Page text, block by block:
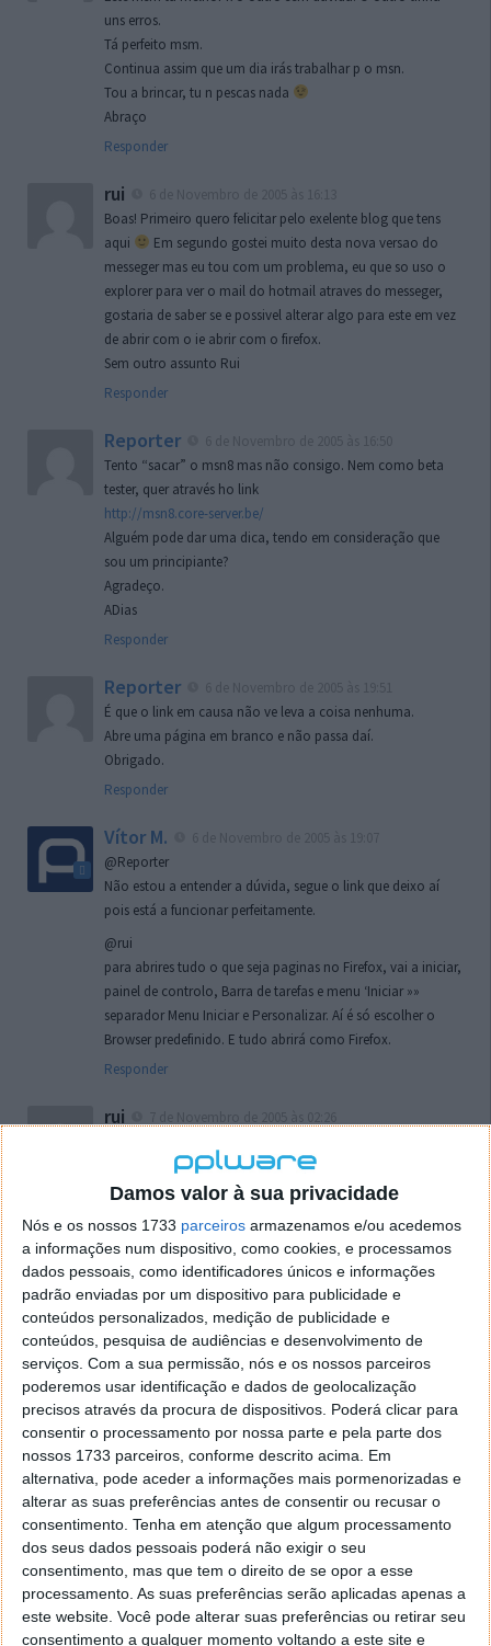
Damos valor à sua privacidade
Nós e os nossos 1733 parceiros armazenamos e/ou acedemos
a informações num dispositivo, como cookies, e processamos
dados pessoais, como identificadores únicos e informações
padrão enviadas por um dispositivo para publicidade e
conteúdos personalizados, medição de publicidade e
conteúdos, pesquisa de audiências e desenvolvimento de
serviços. Com a sua permissão, nós e os nossos parceiros
poderemos usar identificação e dados de geolocalização
precisos através da procura de dispositivos. Poderá clicar para
consentir o processamento por nossa parte e pela parte dos
nossos 1733 parceiros, conforme descrito acima. Em
alternativa, pode aceder a informações mais pormenorizadas e
alterar as suas preferências antes de consentir ou recusar o
consentimento. Tenha em atenção que algum processamento
dos seus dados pessoais poderá não exigir o seu
consentimento, mas que tem o direito de se opor a esse
processamento. As suas preferências serão aplicadas apenas a
este website. Você pode alterar suas preferências ou retirar seu
consentimento a qualquer momento voltando a este site e
uns erros.
Tá perfeito msm.
Continua assim que um dia irás trabalhar p o msn.
Tou a brincar, tu n pescas nada
Abraço
Responder
rui
Boas! Primeiro quero felicitar pelo exelente blog que tens
aqui
Em segundo gostei muito desta nova versao do
messeger mas eu tou com um problema, eu que so uso o
explorer para ver o mail do hotmail atraves do messeger,
gostaria de saber se e possivel alterar algo para este em vez
de abrir com o ie abrir com o firefox.
Sem outro assunto Rui
Responder
Reporter
Tento “sacar” o msn8 mas não consigo. Nem como beta
tester, quer através ho link
http://msn8.core-server.be/
Alguém pode dar uma dica, tendo em consideração que
sou um principiante?
Agradeço.
ADias
Responder
Reporter
É que o link em causa não ve leva a coisa nenhuma.
Abre uma página em branco e não passa daí.
Obrigado.
Responder
Vítor M.
@Reporter
Não estou a entender a dúvida, segue o link que deixo aí
pois está a funcionar perfeitamente.
@rui
para abrires tudo o que seja paginas no Firefox, vai a iniciar,
painel de controlo, Barra de tarefas e menu ‘Iniciar »»
separador Menu Iniciar e Personalizar. Aí é só escolher o
Browser predefinido. E tudo abrirá como Firefox.
Responder
rui
localizaçao referida n se encontra la nada k me permita por
o firefox como browser predefenido
Ja percorri o painel
tentei apagar o explorer na tentativa de forçar o uso do
firefox mas em vao. Kaso te lembres de outra dica fico
agradecido, caso contrario obrigado a mesma
Responder
Vítor M.
7 de Novembro de 2005 às 01:39
@Reporter
Desculpa mas o link funciona. Seja como for segue por mail
o MSn Messenger 8.
Responder
Vítor M.
@Rui
Tens de encontrar o que te falei. Faz da seguinte maneira,
janela iniciar e no topo dessa janela com o botão direito do
rato faz propriedades. Depois no separador Menu ‘Iniciar’
clica no botão ‘Personalizar’ aí encontrarás no separador